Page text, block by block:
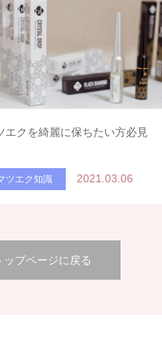
エクを綺麗に保ちたい方必見
ツエク知識 2021.03.06
ップページに戻る